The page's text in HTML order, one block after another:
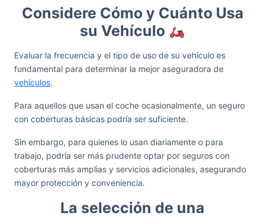
Considere Cómo y Cuánto Usa
su Vehículo
Evaluar la frecuencia y el tipo de uso de su vehículo es
fundamental para determinar la mejor aseguradora de
vehículos.
Para aquellos que usan el coche ocasionalmente, un seguro
con coberturas básicas podría ser suficiente.
Sin embargo, para quienes lo usan diariamente o para
trabajo, podría ser más prudente optar por seguros con
coberturas más amplias y servicios adicionales, asegurando
mayor protección y conveniencia.
La selección de una